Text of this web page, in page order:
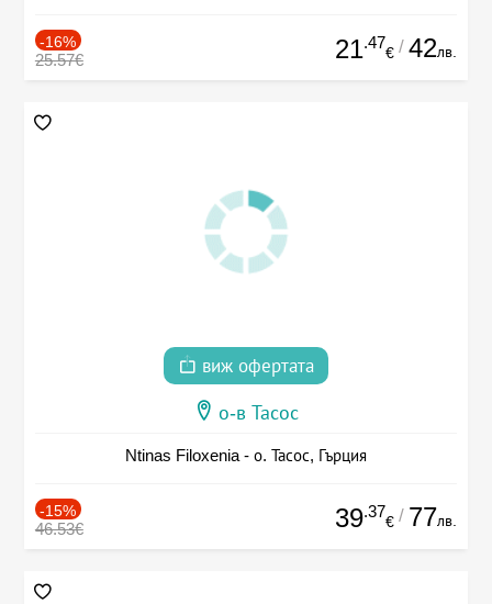
-16%
25.57€ 21.47
€ / 42лв.
виж офертата
о-в Тасос
Ntinas Filoxenia - о. Тасос, Гърция
-15%
46.53€ 39.37
€ / 77лв.